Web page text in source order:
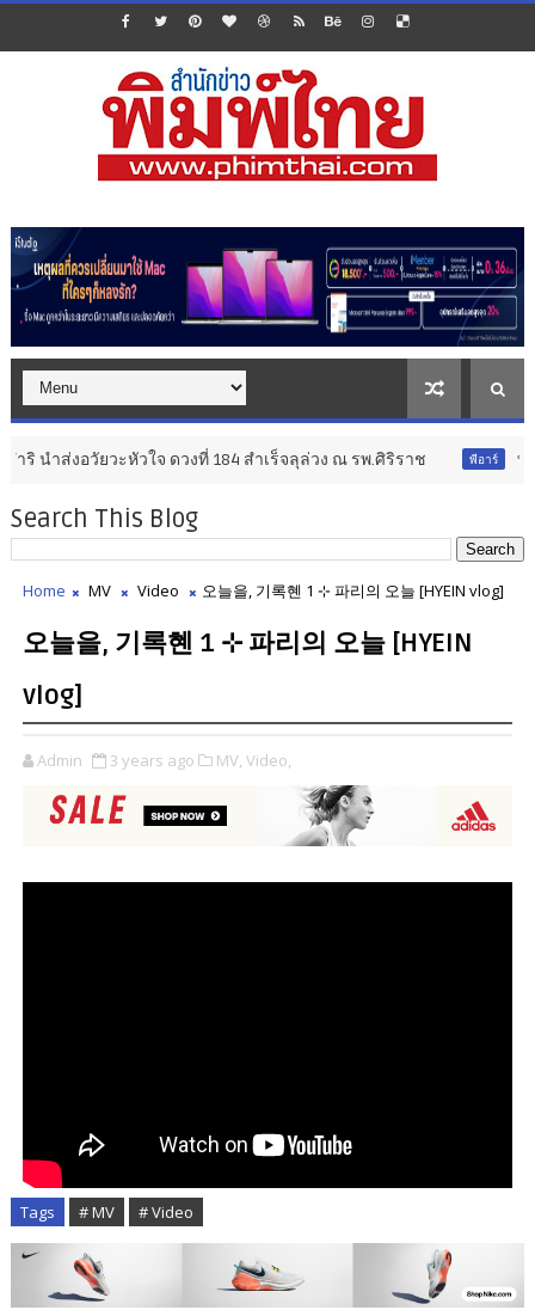
อวัยวะหัวใจ ดวงที่ 184 สำเร็จลุล่วง ณ รพ.ศิริราช พีอาร์ ทรู 5G ช
Search This Blog
Home MV Video 오늘을, 기록혠 1 ⊹ 파리의 오늘 [HYEIN vlog]
오늘을, 기록혠 1 ⊹ 파리의 오늘 [HYEIN
vlog]
Admin 3 years ago MV, Video,
Tags # MV # Video